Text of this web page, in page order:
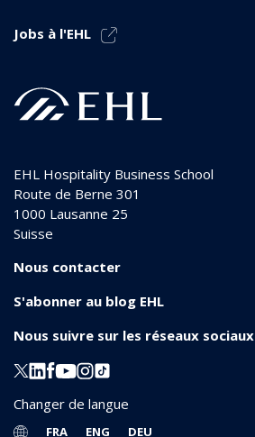
Jobs à l'EHL
EHL Hospitality Business School
Route de Berne 301
1000 Lausanne 25
Suisse
Nous contacter
S'abonner au blog EHL
Nous suivre sur les réseaux sociaux
Changer de langue
FRA ENG DEU